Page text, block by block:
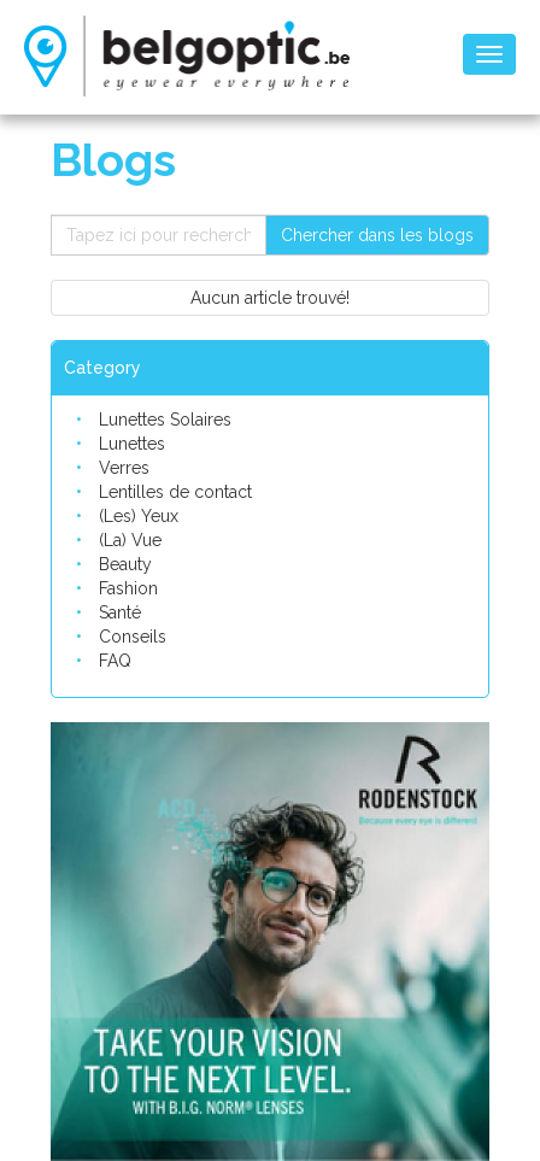
Blogs
Chercher dans les blogs
Aucun article trouvé!
Category
Lunettes Solaires
Lunettes
Verres
Lentilles de contact
(Les) Yeux
(La) Vue
Beauty
Fashion
Santé
Conseils
FAQ